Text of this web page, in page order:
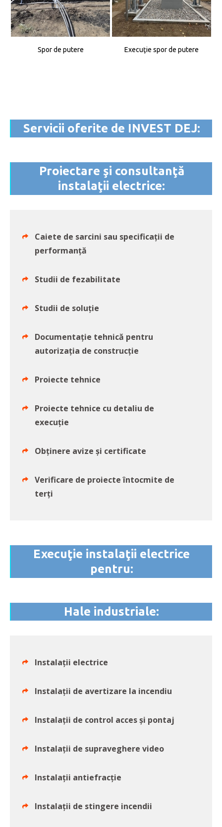
Spor de putere Execuţie spor de putere
Servicii oferite de INVEST DEJ:
Proiectare şi consultanţă
instalaţii electrice:
Caiete de sarcini sau specificații de
performanță
Studii de fezabilitate
Studii de soluție
Documentație tehnică pentru
autorizația de construcție
Proiecte tehnice
Proiecte tehnice cu detaliu de
execuție
Obținere avize și certificate
Verificare de proiecte întocmite de
terți
Execuţie instalaţii electrice
pentru:
Hale industriale:
Instalații electrice
Instalații de avertizare la incendiu
Instalații de control acces și pontaj
Instalații de supraveghere video
Instalații antiefracție
Instalații de stingere incendii